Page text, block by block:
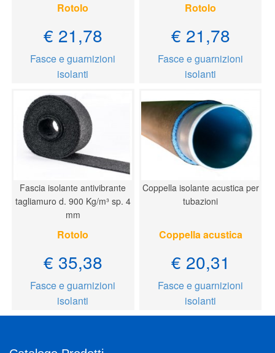
Rotolo
€ 21,78
Fasce e guarnizioni
isolanti
Rotolo
€ 21,78
Fasce e guarnizioni
isolanti
Fascia isolante antivibrante
tagliamuro d. 900 Kg/m³ sp. 4
mm
Rotolo
€ 35,38
Fasce e guarnizioni
isolanti
Coppella isolante acustica per
tubazioni
Coppella acustica
€ 20,31
Fasce e guarnizioni
isolanti